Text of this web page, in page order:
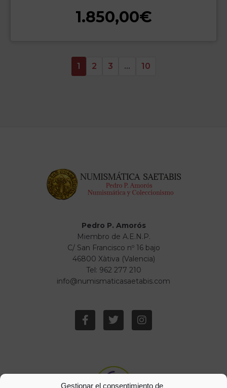
Gestionar el consentimiento de
1.850,00€
1 2 3 … 10
Pedro P. Amorós
Miembro de A.E.N.P.
C/ San Francisco nº 16 bajo
46800 Xàtiva (Valencia)
Tel: 962 277 210
info@numismaticasaetabis.com